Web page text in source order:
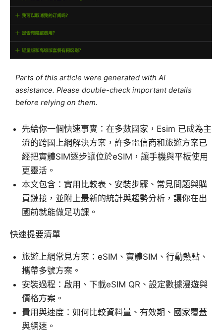
Parts of this article were generated with AI
assistance. Please double-check important details
before relying on them.
先給你一個快速事實：在多數國家，Esim 已成為主
流的跨國上網解決方案，許多電信商和旅遊方案已
經把實體SIM逐步讓位於eSIM，讓手機與平板使用
更靈活。
本文包含：實用比較表、安裝步驟、常見問題與購
買鏈接，並附上最新的統計與趨勢分析，讓你在出
國前就能做足功課。
快速提要清單
旅遊上網常見方案：eSIM、實體SIM、行動熱點、
攜帶多號方案。
安裝過程：啟用、下載eSIM QR、設定數據漫遊與
價格方案。
費用與速度：如何比較資料量、有效期、國家覆蓋
與網速。